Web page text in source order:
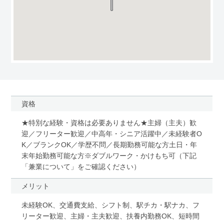
資格
★特別な経験・資格は必要ありません★主婦（主夫）歓
迎／フリーター歓迎／中高年・シニア活躍中／未経験者O
K／ブランクOK／学歴不問／長期勤務可能な方土日・年
末年始勤務可能な方※ダブルワーク・かけもち可（下記
「兼業について」をご確認ください）
メリット
未経験OK、交通費支給、シフト制、駅チカ・駅ナカ、フ
リーター歓迎、主婦・主夫歓迎、扶養内勤務OK、短時間